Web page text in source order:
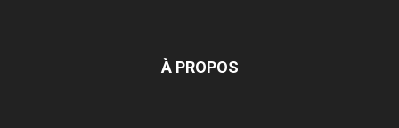
À PROPOS